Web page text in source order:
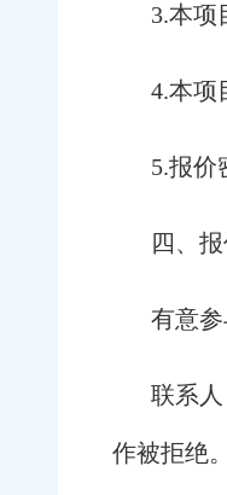
3.本项
4.本项
5.报价
四、
有意
联系
作被拒绝。